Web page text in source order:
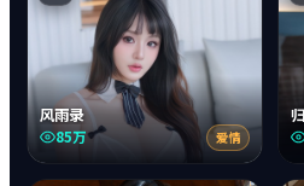
风雨录
85万 爱情